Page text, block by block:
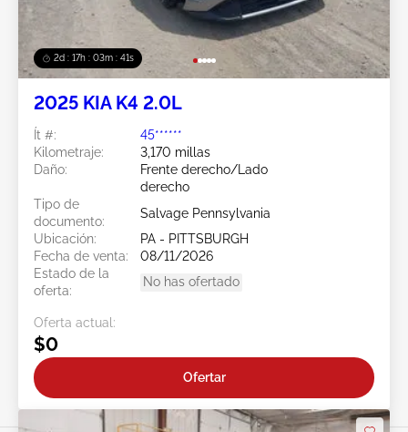
2d : 17h : 03m : 38s
2025 KIA K4 2.0L
Ít #:
45******
Kilometraje:
3,170 millas
Daño:
Frente derecho/Lado
derecho
Tipo de
documento:
Salvage Pennsylvania
Ubicación:
PA - PITTSBURGH
Fecha de venta:
08/11/2026
Estado de la
oferta:
No has ofertado
Oferta actual:
$0
Ofertar